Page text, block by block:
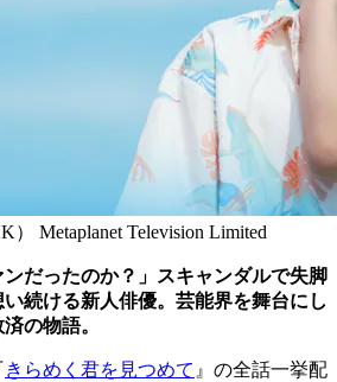
） Metaplanet Television Limited
ンだったのか？」スキャンダルで失脚
続ける新人俳優。芸能界を舞台にし
の物語。
きらめく君を見つめて 』の全話一挙配